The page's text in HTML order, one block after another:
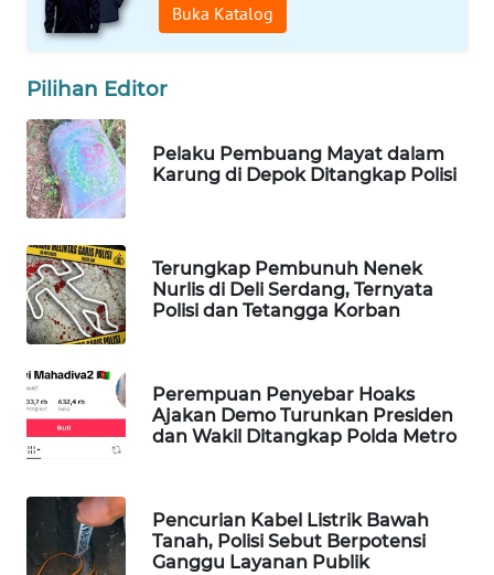
Buka Katalog
Pilihan Editor
Pelaku Pembuang Mayat dalam
Karung di Depok Ditangkap Polisi
Terungkap Pembunuh Nenek
Nurlis di Deli Serdang, Ternyata
Polisi dan Tetangga Korban
Perempuan Penyebar Hoaks
Ajakan Demo Turunkan Presiden
dan Wakil Ditangkap Polda Metro
Pencurian Kabel Listrik Bawah
Tanah, Polisi Sebut Berpotensi
Ganggu Layanan Publik
WN
LABUANBAJO
WN
BORNEO
Wahana
Media
Group
WAHANA
NEWS
WAHANA
TANI
WAHANA
WAHANA
INFRASTRUKTUR